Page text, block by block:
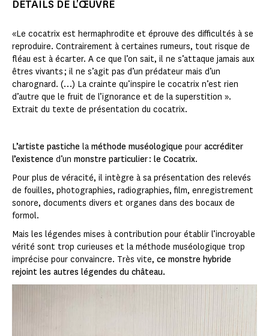
DÉTAILS DE L'ŒUVRE
«Le cocatrix est hermaphrodite et éprouve des difficultés à se
reproduire. Contrairement à certaines rumeurs, tout risque de
fléau est à écarter. A ce que l’on sait, il ne s’attaque jamais aux
êtres vivants ; il ne s’agit pas d’un prédateur mais d’un
charognard. (…) La crainte qu’inspire le cocatrix n’est rien
d’autre que le fruit de l’ignorance et de la superstition ».
Extrait du texte de présentation du cocatrix.
L’artiste pastiche la méthode muséologique pour accréditer
l’existence d’un monstre particulier: le Cocatrix.
Pour plus de véracité, il intègre à sa présentation des relevés
de fouilles, photographies, radiographies, film, enregistrement
sonore, documents divers et organes dans des bocaux de
formol.
Mais les légendes mises à contribution pour établir l’incroyable
vérité sont trop curieuses et la méthode muséologique trop
imprécise pour convaincre. Très vite, ce monstre hybride
rejoint les autres légendes du château.